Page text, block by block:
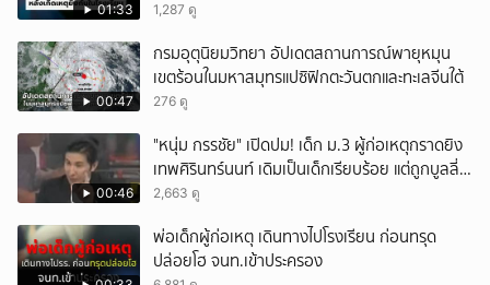
01:33 1,287 ดู
00:47
กรมอุตุนิยมวิทยา อัปเดตสถานการณ์พายุหมุน
เขตร้อนในมหาสมุทรแปซิฟิกตะวันตกและทะเลจีนใต้
276 ดู
00:46
"หนุ่ม กรรชัย" เปิดปม! เด็ก ม.3 ผู้ก่อเหตุกราดยิง
เทพศิรินทร์นนท์ เดิมเป็นเด็กเรียบร้อย แต่ถูกบูลลี่
หนัก คาดแรงกดดันสะสมกลายเป็นแรงแค้น จนก่อ
2,663 ดู
พ่อเด็กผู้ก่อเหตุ เดินทางไปโรงเรียน ก่อนทรุด
ปล่อยโฮ จนท.เข้าประครอง